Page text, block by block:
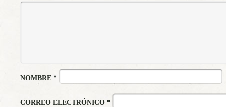
NOMBRE *
CORREO ELECTRÓNICO *